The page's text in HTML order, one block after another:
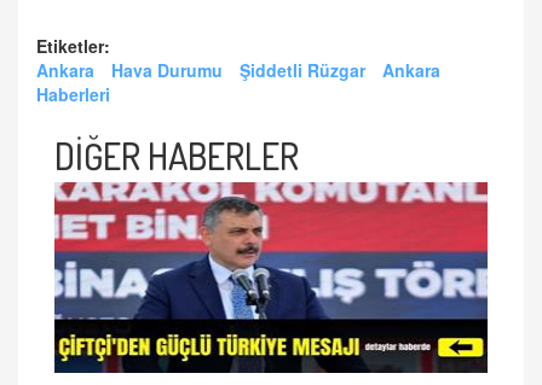
Etiketler:
Ankara
Hava Durumu Şiddetli Rüzgar
Ankara
Haberleri
DİĞER HABERLER